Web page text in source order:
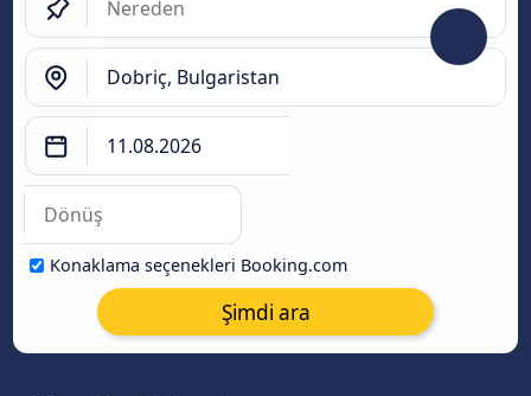
Konaklama seçenekleri Booking.com
Şimdi ara